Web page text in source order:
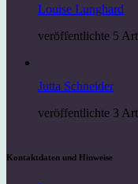
Louise Lunghard
veröffentlichte 5
Jutta Schneider
veröffentlichte 3
Kontaktdaten und Hinweise